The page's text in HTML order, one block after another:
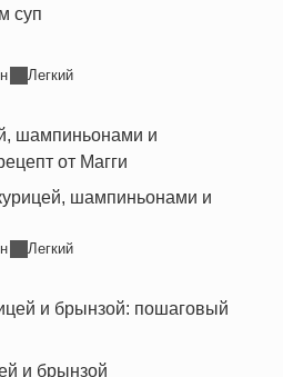
Легкий
шампиньонами и
Легкий
и брынзой